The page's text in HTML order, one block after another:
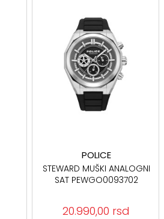
POLICE
STEWARD MUŠKI ANALOGNI
SAT PEWGO0093702
20.990,00 rsd